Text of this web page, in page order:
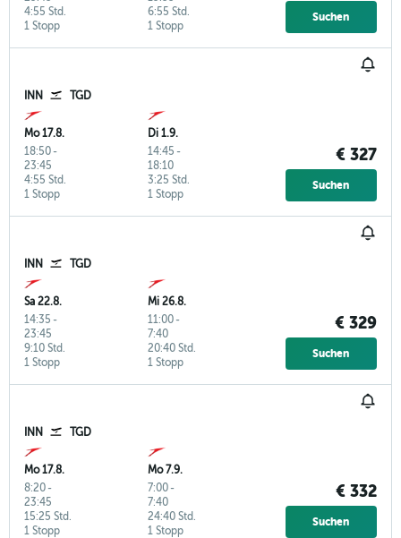
1 Stopp
4:55 Std.
1 Stopp
6:55 Std. Suchen
INN TGD
Mo 17.8.
18:50-
23:45
1 Stopp
4:55 Std.
Di 1.9.
14:45 -
18:10
1 Stopp
3:25 Std.
€ 327
Suchen
INN TGD
Sa 22.8.
14:35 -
23:45
1 Stopp
9:10 Std.
Mi 26.8.
11:00-
7:40
1 Stopp
20:40 Std.
€ 329
Suchen
INN TGD
Mo 17.8.
8:20-
23:45
1 Stopp
15:25 Std.
Mo 7.9.
7:00-
7:40
1 Stopp
24:40 Std.
€ 332
Suchen